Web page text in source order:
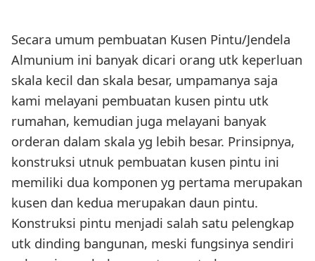
Secara umum pembuatan Kusen Pintu/Jendela
Almunium ini banyak dicari orang utk keperluan
skala kecil dan skala besar, umpamanya saja
kami melayani pembuatan kusen pintu utk
rumahan, kemudian juga melayani banyak
orderan dalam skala yg lebih besar. Prinsipnya,
konstruksi utnuk pembuatan kusen pintu ini
memiliki dua komponen yg pertama merupakan
kusen dan kedua merupakan daun pintu.
Konstruksi pintu menjadi salah satu pelengkap
utk dinding bangunan, meski fungsinya sendiri